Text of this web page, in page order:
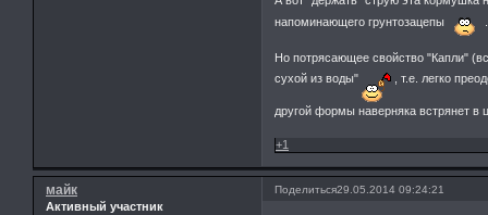
напоминающего грунтозацепы
Но потрясающее свойство "Капли"
сухой из воды"
, т.е. легко
другой формы наверняка встрянет
+1
Поделиться29.05.2014 09:24:21
майк
Активный участник